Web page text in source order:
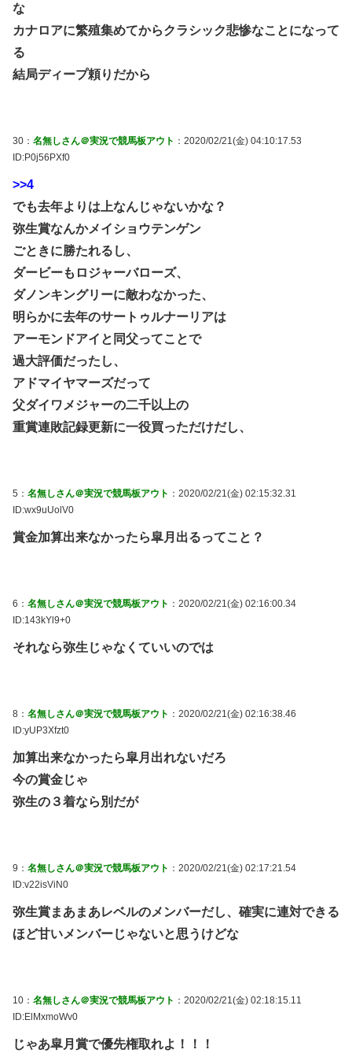
な
カナロアに繁殖集めてからクラシック悲惨なことになって
る
結局ディープ頼りだから
30： 名無しさん＠実況で競馬板アウト ：2020/02/21(金) 04:10:17.53
ID:P0j56PXf0
>>4
でも去年よりは上なんじゃないかな？
弥生賞なんかメイショウテンゲン
ごときに勝たれるし、
ダービーもロジャーバローズ、
ダノンキングリーに敵わなかった、
明らかに去年のサートゥルナーリアは
アーモンドアイと同父ってことで
過大評価だったし、
アドマイヤマーズだって
父ダイワメジャーの二千以上の
重賞連敗記録更新に一役買っただけだし、
5： 名無しさん＠実況で競馬板アウト ：2020/02/21(金) 02:15:32.31
ID:wx9uUolV0
賞金加算出来なかったら皐月出るってこと？
6： 名無しさん＠実況で競馬板アウト ：2020/02/21(金) 02:16:00.34
ID:143kYl9+0
それなら弥生じゃなくていいのでは
8： 名無しさん＠実況で競馬板アウト ：2020/02/21(金) 02:16:38.46
ID:yUP3Xfzt0
加算出来なかったら皐月出れないだろ
今の賞金じゃ
弥生の３着なら別だが
9： 名無しさん＠実況で競馬板アウト ：2020/02/21(金) 02:17:21.54
ID:v22isViN0
弥生賞まあまあレベルのメンバーだし、確実に連対できる
ほど甘いメンバーじゃないと思うけどな
10： 名無しさん＠実況で競馬板アウト ：2020/02/21(金) 02:18:15.11
ID:ElMxmoWv0
じゃあ皐月賞で優先権取れよ！！！